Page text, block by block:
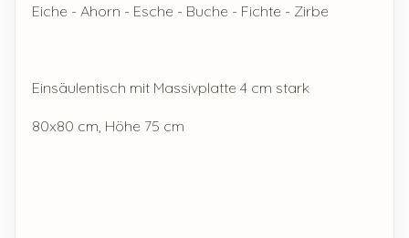
Eiche - Ahorn - Esche - Buche - Fichte - Zirbe
Einsäulentisch mit Massivplatte 4 cm stark
80x80 cm, Höhe 75 cm